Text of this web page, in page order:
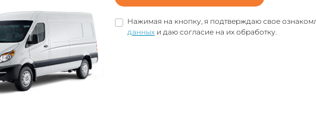
Нажимая на кнопку, я подтверждаю свое
данных и даю согласие на их обработку.